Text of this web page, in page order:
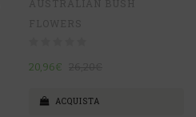
20,96€
ACQUISTA